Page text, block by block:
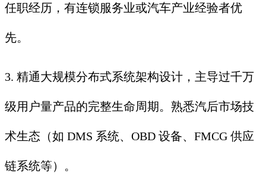
任职经历，有连锁服务业或汽车产业经验者优
先。
3. 精通大规模分布式系统架构设计，主导过千万
级用户量产品的完整生命周期。熟悉汽后市场技
术生态（如 DMS 系统、OBD 设备、FMCG 供应
链系统等）。